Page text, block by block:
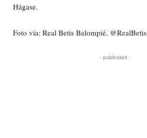
Hágase.
Foto vía: Real Betis Balompié. @RealBetis
- publicidad -